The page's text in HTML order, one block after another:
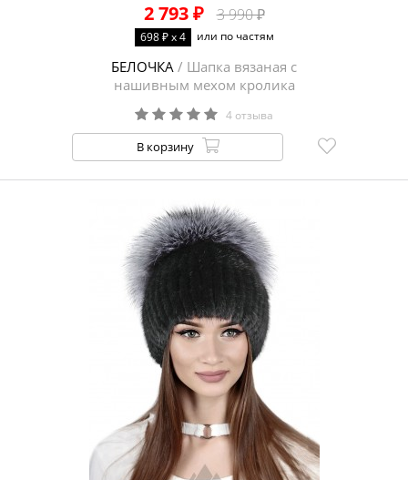
2 793 ₽ 3 990 ₽
698 ₽ x 4 или по частям
БЕЛОЧКА / Шапка вязаная с
нашивным мехом кролика
4 отзыва
В корзину